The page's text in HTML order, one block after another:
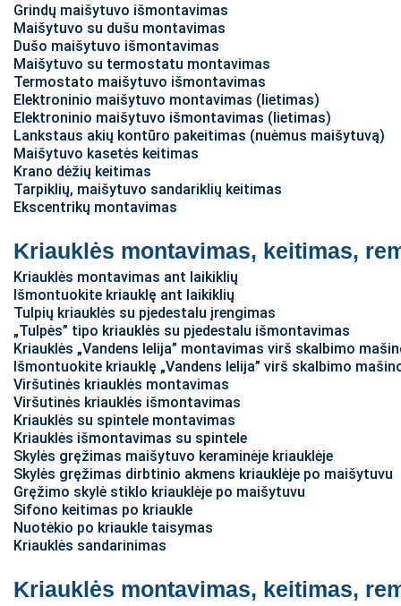
Grindų maišytuvo išmontavimas
Maišytuvo su dušu montavimas
Dušo maišytuvo išmontavimas
Maišytuvo su termostatu montavimas
Termostato maišytuvo išmontavimas
Elektroninio maišytuvo montavimas (lietimas)
Elektroninio maišytuvo išmontavimas (lietimas)
Lankstaus akių kontūro pakeitimas (nuėmus maišytuvą)
Maišytuvo kasetės keitimas
Krano dėžių keitimas
Tarpiklių, maišytuvo sandariklių keitimas
Ekscentrikų montavimas
Kriauklės montavimas, keitimas,
Kriauklės montavimas ant laikiklių
Išmontuokite kriauklę ant laikiklių
Tulpių kriauklės su pjedestalu įrengimas
„Tulpės” tipo kriauklės su pjedestalu išmontavimas
Kriauklės „Vandens lelija” montavimas virš skalbimo
Išmontuokite kriauklę „Vandens lelija” virš skalbimo
Viršutinės kriauklės montavimas
Viršutinės kriauklės išmontavimas
Kriauklės su spintele montavimas
Kriauklės išmontavimas su spintele
Skylės gręžimas maišytuvo keraminėje kriauklėje
Skylės gręžimas dirbtinio akmens kriauklėje po maišytuvu
Gręžimo skylė stiklo kriauklėje po maišytuvu
Sifono keitimas po kriaukle
Nuotėkio po kriaukle taisymas
Kriauklės sandarinimas
Kriauklės montavimas, keitimas,